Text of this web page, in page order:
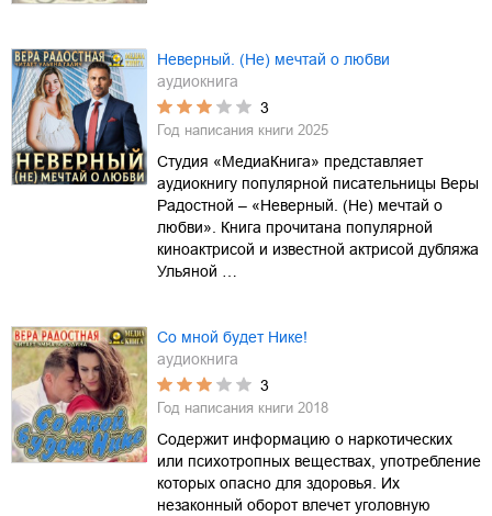
Неверный. (Не) мечтай о любви
аудиокнига
3
Год написания книги 2025
Студия «МедиаКнига» представляет
аудиокнигу популярной писательницы Веры
Радостной – «Неверный. (Не) мечтай о
любви». Книга прочитана популярной
киноактрисой и известной актрисой дубляжа
Ульяной …
Со мной будет Нике!
аудиокнига
3
Год написания книги 2018
Содержит информацию о наркотических
или психотропных веществах, употребление
которых опасно для здоровья. Их
незаконный оборот влечет уголовную